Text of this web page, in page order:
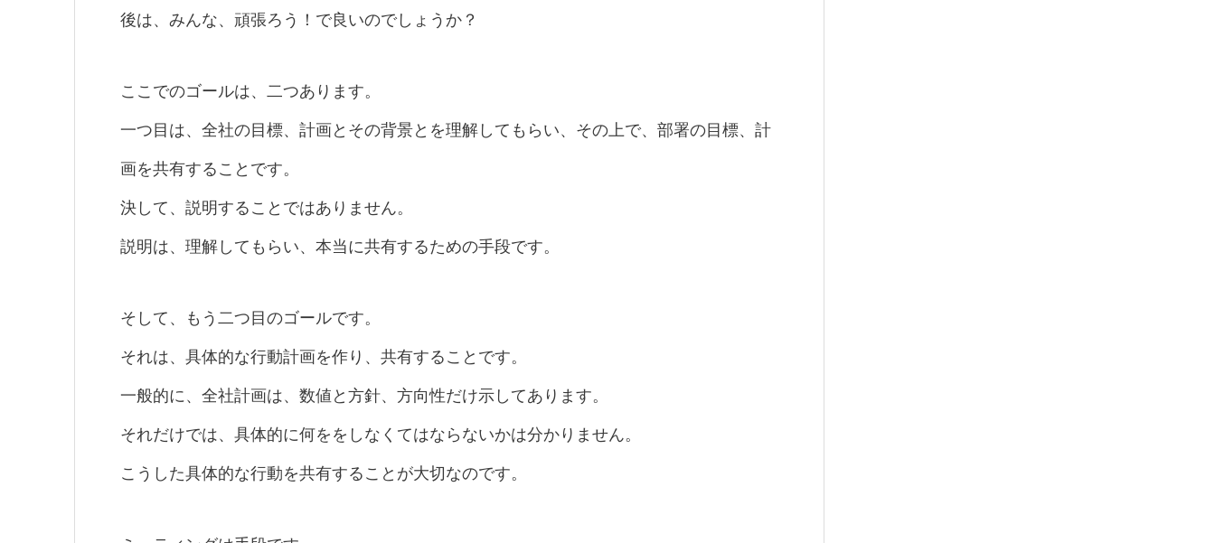
後は、みんな、頑張ろう！で良いのでしょうか？
ここでのゴールは、二つあります。
一つ目は、全社の目標、計画とその背景とを理解してもらい、その上で、部署の目標、計
画を共有することです。
決して、説明することではありません。
説明は、理解してもらい、本当に共有するための手段です。
そして、もう二つ目のゴールです。
それは、具体的な行動計画を作り、共有することです。
一般的に、全社計画は、数値と方針、方向性だけ示してあります。
それだけでは、具体的に何ををしなくてはならないかは分かりません。
こうした具体的な行動を共有することが大切なのです。